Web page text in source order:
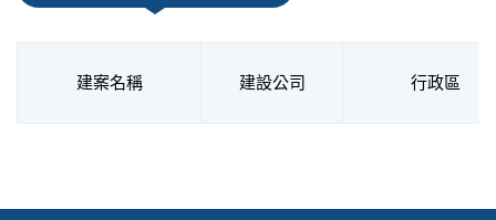
建案名稱 建設公司 行政區